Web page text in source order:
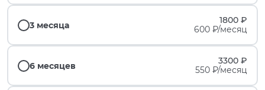
3 месяца
1800 ₽
600 ₽/месяц
6 месяцев
3300 ₽
550 ₽/месяц